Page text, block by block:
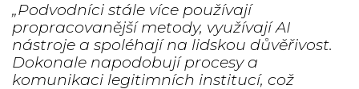
„Podvodníci stále více používají
propracovanější metody, využívají AI
nástroje a spoléhají na lidskou důvěřivost.
Dokonale napodobují procesy a
komunikaci legitimních institucí, což